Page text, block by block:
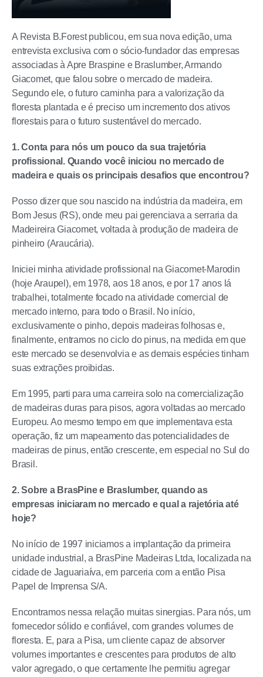
A Revista B.Forest publicou, em sua nova edição, uma
entrevista exclusiva com o sócio-fundador das empresas
associadas à Apre Braspine e Braslumber, Armando
Giacomet, que falou sobre o mercado de madeira.
Segundo ele, o futuro caminha para a valorização da
floresta plantada e é preciso um incremento dos ativos
florestais para o futuro sustentável do mercado.
1. Conta para nós um pouco da sua trajetória
profissional. Quando você iniciou no mercado de
madeira e quais os principais desafios que encontrou?
Posso dizer que sou nascido na indústria da madeira, em
Bom Jesus (RS), onde meu pai gerenciava a serraria da
Madeireira Giacomet, voltada à produção de madeira de
pinheiro (Araucária).
Iniciei minha atividade profissional na Giacomet-Marodin
(hoje Araupel), em 1978, aos 18 anos, e por 17 anos lá
trabalhei, totalmente focado na atividade comercial de
mercado interno, para todo o Brasil. No início,
exclusivamente o pinho, depois madeiras folhosas e,
finalmente, entramos no ciclo do pinus, na medida em que
este mercado se desenvolvia e as demais espécies tinham
suas extrações proibidas.
Em 1995, parti para uma carreira solo na comercialização
de madeiras duras para pisos, agora voltadas ao mercado
Europeu. Ao mesmo tempo em que implementava esta
operação, fiz um mapeamento das potencialidades de
madeiras de pinus, então crescente, em especial no Sul do
Brasil.
2. Sobre a BrasPine e Braslumber, quando as
empresas iniciaram no mercado e qual a rajetória até
hoje?
No início de 1997 iniciamos a implantação da primeira
unidade industrial, a BrasPine Madeiras Ltda, localizada na
cidade de Jaguariaíva, em parceria com a então Pisa
Papel de Imprensa S/A.
Encontramos nessa relação muitas sinergias. Para nós, um
fornecedor sólido e confiável, com grandes volumes de
floresta. E, para a Pisa, um cliente capaz de absorver
volumes importantes e crescentes para produtos de alto
valor agregado, o que certamente lhe permitiu agregar